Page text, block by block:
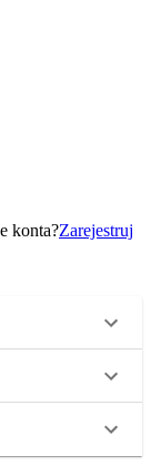
konta?Zarejestruj